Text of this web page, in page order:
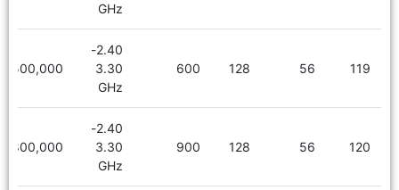
GHz
119
56
128
600
2.40-
3.30
GHz
7,500,000
120
56
128
900
2.40-
3.30
GHz
7,800,000